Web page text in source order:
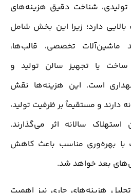
تولیدی، شناخت دقیق هزینه‌های
دارد؛ زیرا این بخش شامل
ماشین‌آلات تخصصی، قالب‌ها،
ساخت یا تجهیز سالن تولید و
است. این هزینه‌ها نقش
دارند و مستقیماً بر ظرفیت تولید،
سالانه اثر می‌گذارند.
با بهره‌وری مناسب باعث کاهش
بعد خواهد شد.